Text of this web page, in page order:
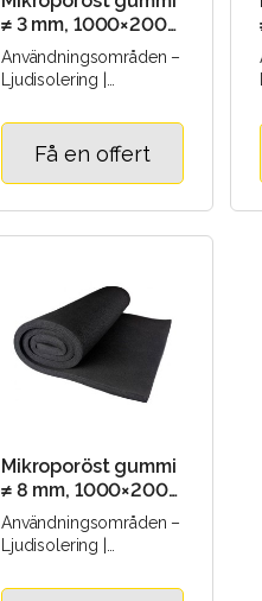
≠ 3 mm, 1000×2000
mm
Användningsområden –
Ljudisolering |
Vibrationsisolering |
Tätning |..
Få en offert
Mikroporöst gummi
≠ 8 mm, 1000×2000
mm
Användningsområden –
Ljudisolering |
Vibrationsisolering |